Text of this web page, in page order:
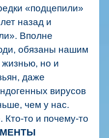
«подцепили»
назад и
Вполне
обязаны нашим
жизнью, но и
даже
вирусов
чем у нас.
то и почему-то